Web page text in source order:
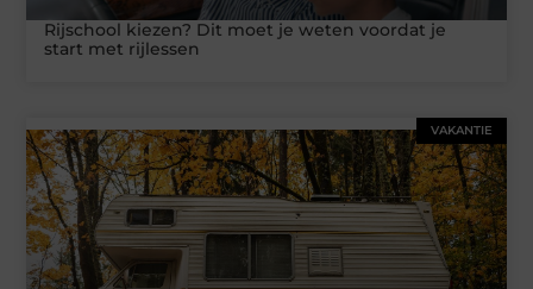
Rijschool kiezen? Dit moet je weten voordat je
start met rijlessen
VAKANTIE